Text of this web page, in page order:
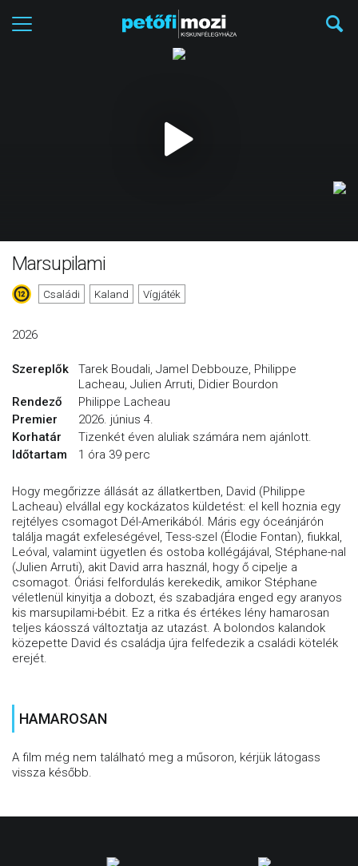
Marsupilami
Családi Kaland Vígjáték
2026
Szereplők
Tarek Boudali, Jamel Debbouze, Philippe
Lacheau, Julien Arruti, Didier Bourdon
Rendező
Philippe Lacheau
Premier
2026. június 4.
Korhatár
Tizenkét éven aluliak számára nem ajánlott.
Időtartam
1 óra 39 perc
Hogy megőrizze állását az állatkertben, David (Philippe
Lacheau) elvállal egy kockázatos küldetést: el kell hoznia egy
rejtélyes csomagot Dél-Amerikából. Máris egy óceánjárón
találja magát exfeleségével, Tess-szel (Élodie Fontan), fiukkal,
Leóval, valamint ügyetlen és ostoba kollégájával, Stéphane-nal
(Julien Arruti), akit David arra használ, hogy ő cipelje a
csomagot. Óriási felfordulás kerekedik, amikor Stéphane
véletlenül kinyitja a dobozt, és szabadjára enged egy aranyos
kis marsupilami-bébit. Ez a ritka és értékes lény hamarosan
teljes káosszá változtatja az utazást. A bolondos kalandok
közepette David és családja újra felfedezik a családi kötelék
erejét.
HAMAROSAN
A film még nem található meg a műsoron, kérjük látogass
vissza később.